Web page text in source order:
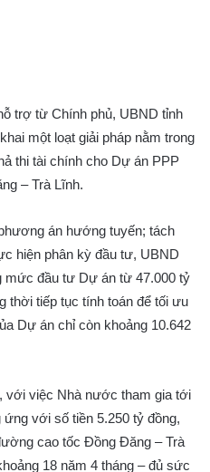
trợ từ Chính phủ, UBND tỉnh
một loạt giải pháp nằm trong
thi tài chính cho Dự án PPP
– Trà Lĩnh.
án hướng tuyến; tách
hiện phân kỳ đầu tư, UBND
mức đầu tư Dự án từ 47.000 tỷ
thời tiếp tục tính toán để tối ưu
Dự án chỉ còn khoảng 10.642
với việc Nhà nước tham gia tới
với số tiền 5.250 tỷ đồng,
cao tốc Đồng Đăng – Trà
18 năm 4 tháng – đủ sức